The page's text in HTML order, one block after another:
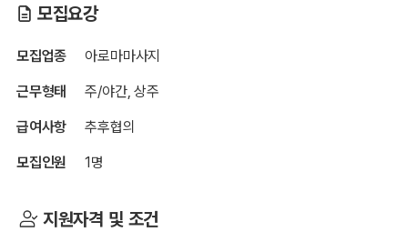
전북
모집요강
모집업종 아로마마사지
근무형태 주/야간, 상주
급여사항 추후협의
모집인원 1명
지원자격 및 조건